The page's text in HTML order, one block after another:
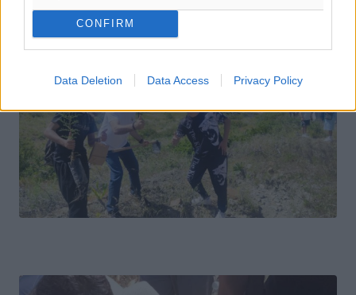
CONFIRM
Data Deletion Data Access Privacy Policy